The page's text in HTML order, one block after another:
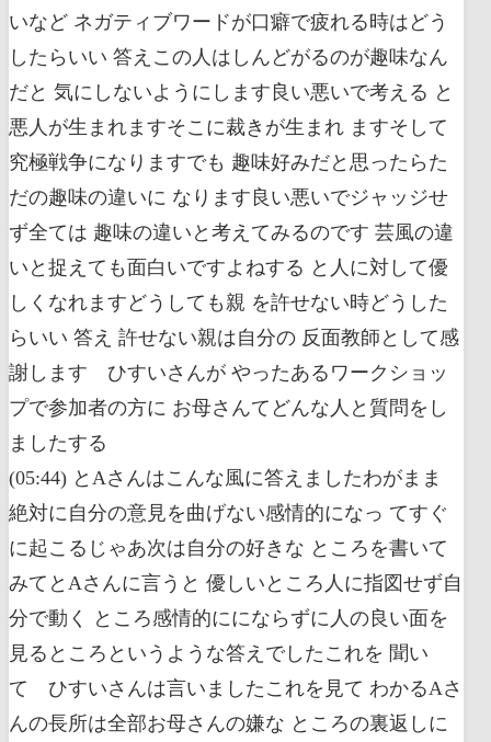
いなど ネガティブワードが口癖で疲れる時はどう
したらいい 答えこの人はしんどがるのが趣味なん
だと 気にしないようにします良い悪いで考える と
悪人が生まれますそこに裁きが生まれ ますそして
究極戦争になりますでも 趣味好みだと思ったらた
だの趣味の違いに なります良い悪いでジャッジせ
ず全ては 趣味の違いと考えてみるのです 芸風の違
いと捉えても面白いですよねする と人に対して優
しくなれますどうしても親 を許せない時どうした
らいい 答え 許せない親は自分の 反面教師として感
謝します ひすいさんが やったあるワークショッ
プで参加者の方に お母さんてどんな人と質問をし
ましたする
(05:44) とAさんはこんな風に答えましたわがまま
絶対に自分の意見を曲げない感情的になっ てすぐ
に起こるじゃあ次は自分の好きな ところを書いて
みてとAさんに言うと 優しいところ人に指図せず自
分で動く ところ感情的ににならずに人の良い面を
見るところというような答えでしたこれを 聞い
て ひすいさんは言いましたこれを見て わかるAさ
んの長所は全部お母さんの嫌な ところの裏返しに